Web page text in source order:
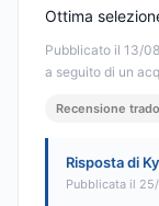
Pubblicato il 13/
a seguito di un
Ottima
Recensione
Risposta di
Pubblicata il